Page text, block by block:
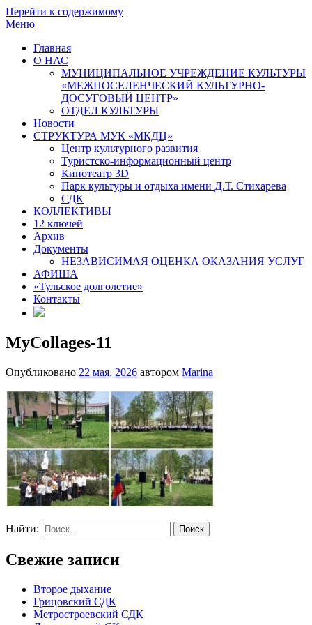
Перейти к содержимому
Меню
Главная
О НАС
МУНИЦИПАЛЬНОЕ УЧРЕЖДЕНИЕ КУЛЬТУРЫ
«МЕЖПОСЕЛЕНЧЕСКИЙ КУЛЬТУРНО-
ДОСУГОВЫЙ ЦЕНТР»
ОТДЕЛ КУЛЬТУРЫ
Новости
СТРУКТУРА МУК «МКДЦ»
Центр культурного развития
Туристско-информационный центр
Кинотеатр 3D
Парк культуры и отдыха имени Д.Т. Стихарева
СДК
КОЛЛЕКТИВЫ
12 ключей
Архив
Документы
НЕЗАВИСИМАЯ ОЦЕНКА ОКАЗАНИЯ УСЛУГ
АФИША
«Тульское долголетие»
Контакты
MyCollages-11
Опубликовано 22 мая, 2026 автором Marina
Найти:
Свежие записи
Второе дыхание
Грицовский СДК
Метростроевский СДК